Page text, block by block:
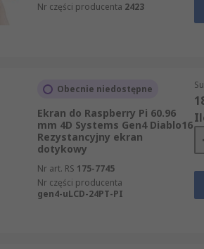
Nr części producenta 2423
Obecnie niedostępne
Ekran do Raspberry Pi 60.96
mm 4D Systems Gen4 Diablo16
Rezystancyjny ekran
dotykowy
Nr art. RS 175-7745
Nr części producenta
gen4-uLCD-24PT-PI